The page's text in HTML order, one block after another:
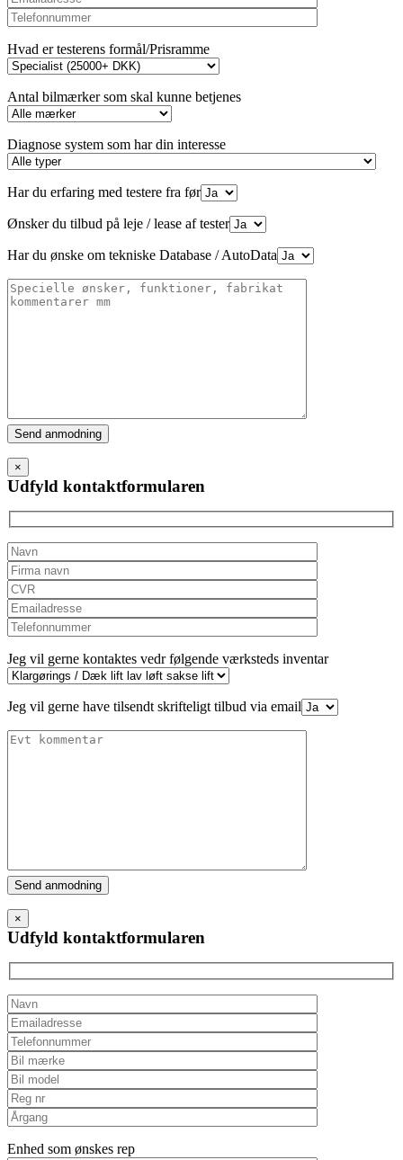
Hvad er testerens formål/Prisramme
Antal bilmærker som skal kunne betjenes
Diagnose system som har din interesse
Har du erfaring med testere fra før
Ønsker du tilbud på leje / lease af tester
Har du ønske om tekniske Database / AutoData
Please
leave
this
field
empty.
×
Udfyld kontaktformularen
Jeg vil gerne kontaktes vedr følgende værksteds inventar
Jeg vil gerne have tilsendt skrifteligt tilbud via email
Please
leave
this
field
empty.
×
Udfyld kontaktformularen
Enhed som ønskes rep